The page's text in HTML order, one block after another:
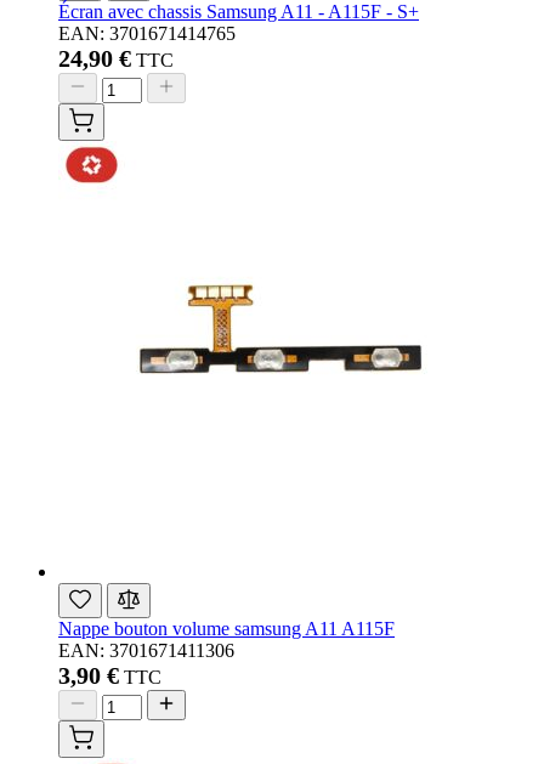
Écran avec chassis Samsung A11 - A115F - S+
EAN: 3701671414765
24,90 € TTC
Nappe bouton volume samsung A11 A115F
EAN: 3701671411306
3,90 € TTC